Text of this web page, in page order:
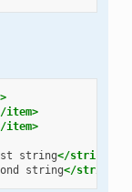
>
item>
item>
string</string>
string</string>